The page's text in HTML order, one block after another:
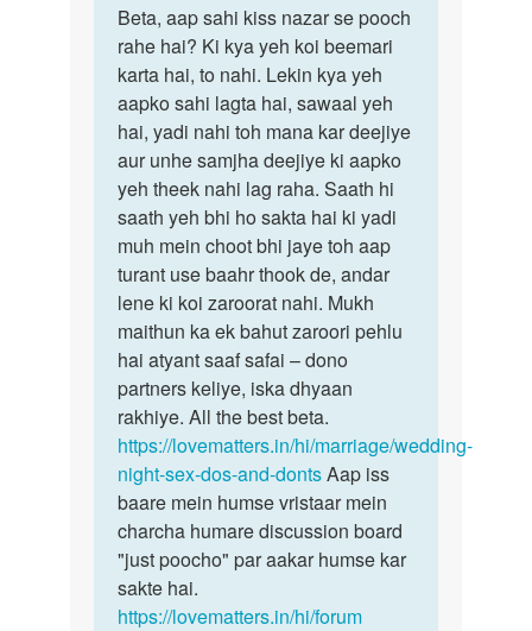
to
Unty
ji
aurat
ko
muh
me
bij
by
jaywant
kumar
Beta,
aap
sahi
kiss
nazar
se
Beta, aap sahi kiss nazar se pooch
rahe hai? Ki kya yeh koi beemari
karta hai, to nahi. Lekin kya yeh
aapko sahi lagta hai, sawaal yeh
hai, yadi nahi toh mana kar deejiye
aur unhe samjha deejiye ki aapko
yeh theek nahi lag raha. Saath hi
saath yeh bhi ho sakta hai ki yadi
muh mein choot bhi jaye toh aap
turant use baahr thook de, andar
lene ki koi zaroorat nahi. Mukh
maithun ka ek bahut zaroori pehlu
hai atyant saaf safai – dono
partners keliye, iska dhyaan
rakhiye. All the best beta.
https://lovematters.in/hi/marriage/wedding-
night-sex-dos-and-dontsAap iss
baare mein humse vristaar mein
charcha humare discussion board
"just poocho" par aakar humse kar
sakte hai.
https://lovematters.in/hi/forum